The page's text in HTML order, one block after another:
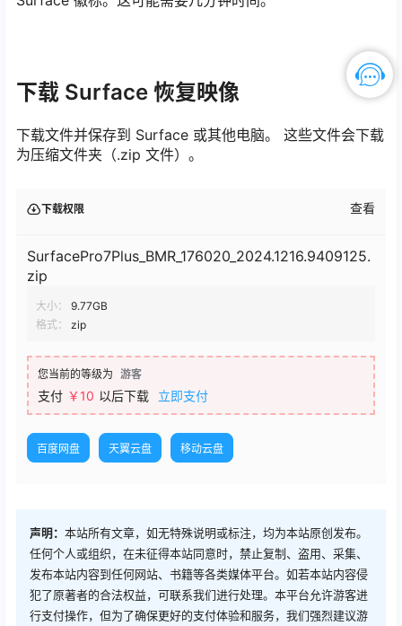
下载 Surface 恢复映像
下载文件并保存到 Surface 或其他电脑。 这些文件会下载
为压缩文件夹（.zip 文件）。
下载权限 查看
SurfacePro7Plus_BMR_176020_2024.1216.9409125.
zip
大小：
9.77GB
格式：
zip
您当前的等级为 游客
支付 ￥10 以后下载 立即支付
百度网盘 天翼云盘 移动云盘
声明： 本站所有文章，如无特殊说明或标注，均为本站原创发布。
任何个人或组织，在未征得本站同意时，禁止复制、盗用、采集、
发布本站内容到任何网站、书籍等各类媒体平台。如若本站内容侵
犯了原著者的合法权益，可联系我们进行处理。本平台允许游客进
行支付操作，但为了确保更好的支付体验和服务，我们强烈建议游